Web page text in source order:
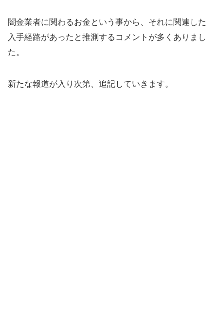
闇金業者に関わるお金という事から、それに関連した
入手経路があったと推測するコメントが多くありまし
た。
新たな報道が入り次第、追記していきます。